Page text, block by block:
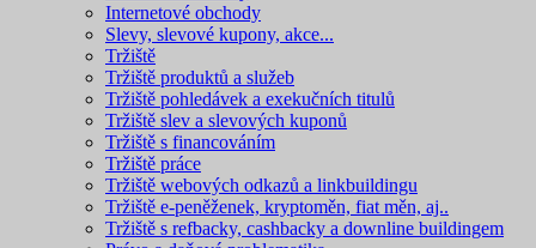
Internetové obchody
Slevy, slevové kupony, akce...
Tržiště
Tržiště produktů a služeb
Tržiště pohledávek a exekučních titulů
Tržiště slev a slevových kuponů
Tržiště s financováním
Tržiště práce
Tržiště webových odkazů a linkbuildingu
Tržiště e-peněženek, kryptoměn, fiat měn, aj..
Tržiště s refbacky, cashbacky a downline buildingem